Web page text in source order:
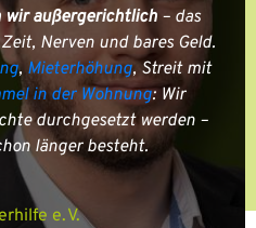
wir außergerichtlich – das
Nerven und bares Geld.
, Mieterhöhung, Streit mit
in der Wohnung: Wir
durchgesetzt werden –
länger besteht.
e. V.